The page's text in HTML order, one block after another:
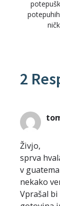
2
Živjo,
sprva
v
nekako
Vprašal